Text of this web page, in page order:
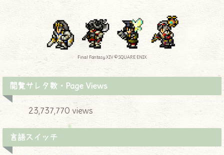
Final Fantasy XIV © SQUARE ENIX
閲覧サレタ数・Page Views
23,737,770 views
言語スイッチ